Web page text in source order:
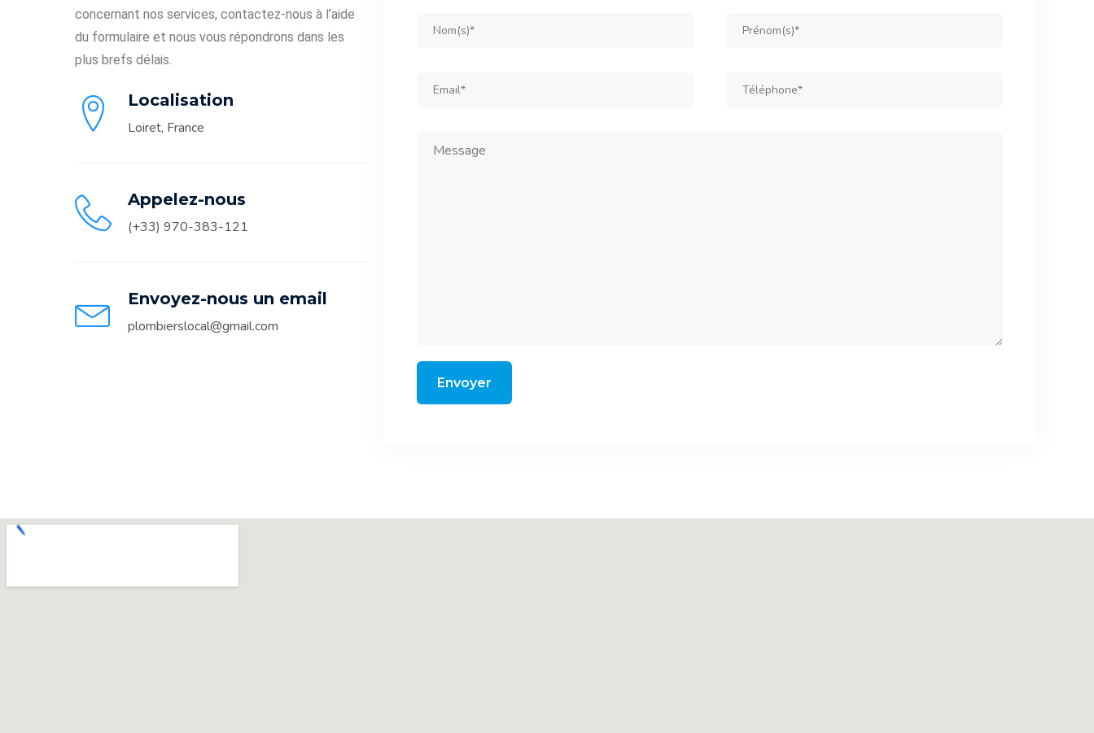
concernant nos services, contactez-nous à l’aide
du formulaire et nous vous répondrons dans les
plus brefs délais.
Localisation
Loiret, France
Appelez-nous
(+33) 970-383-121
Envoyez-nous un email
plombierslocal@gmail.com